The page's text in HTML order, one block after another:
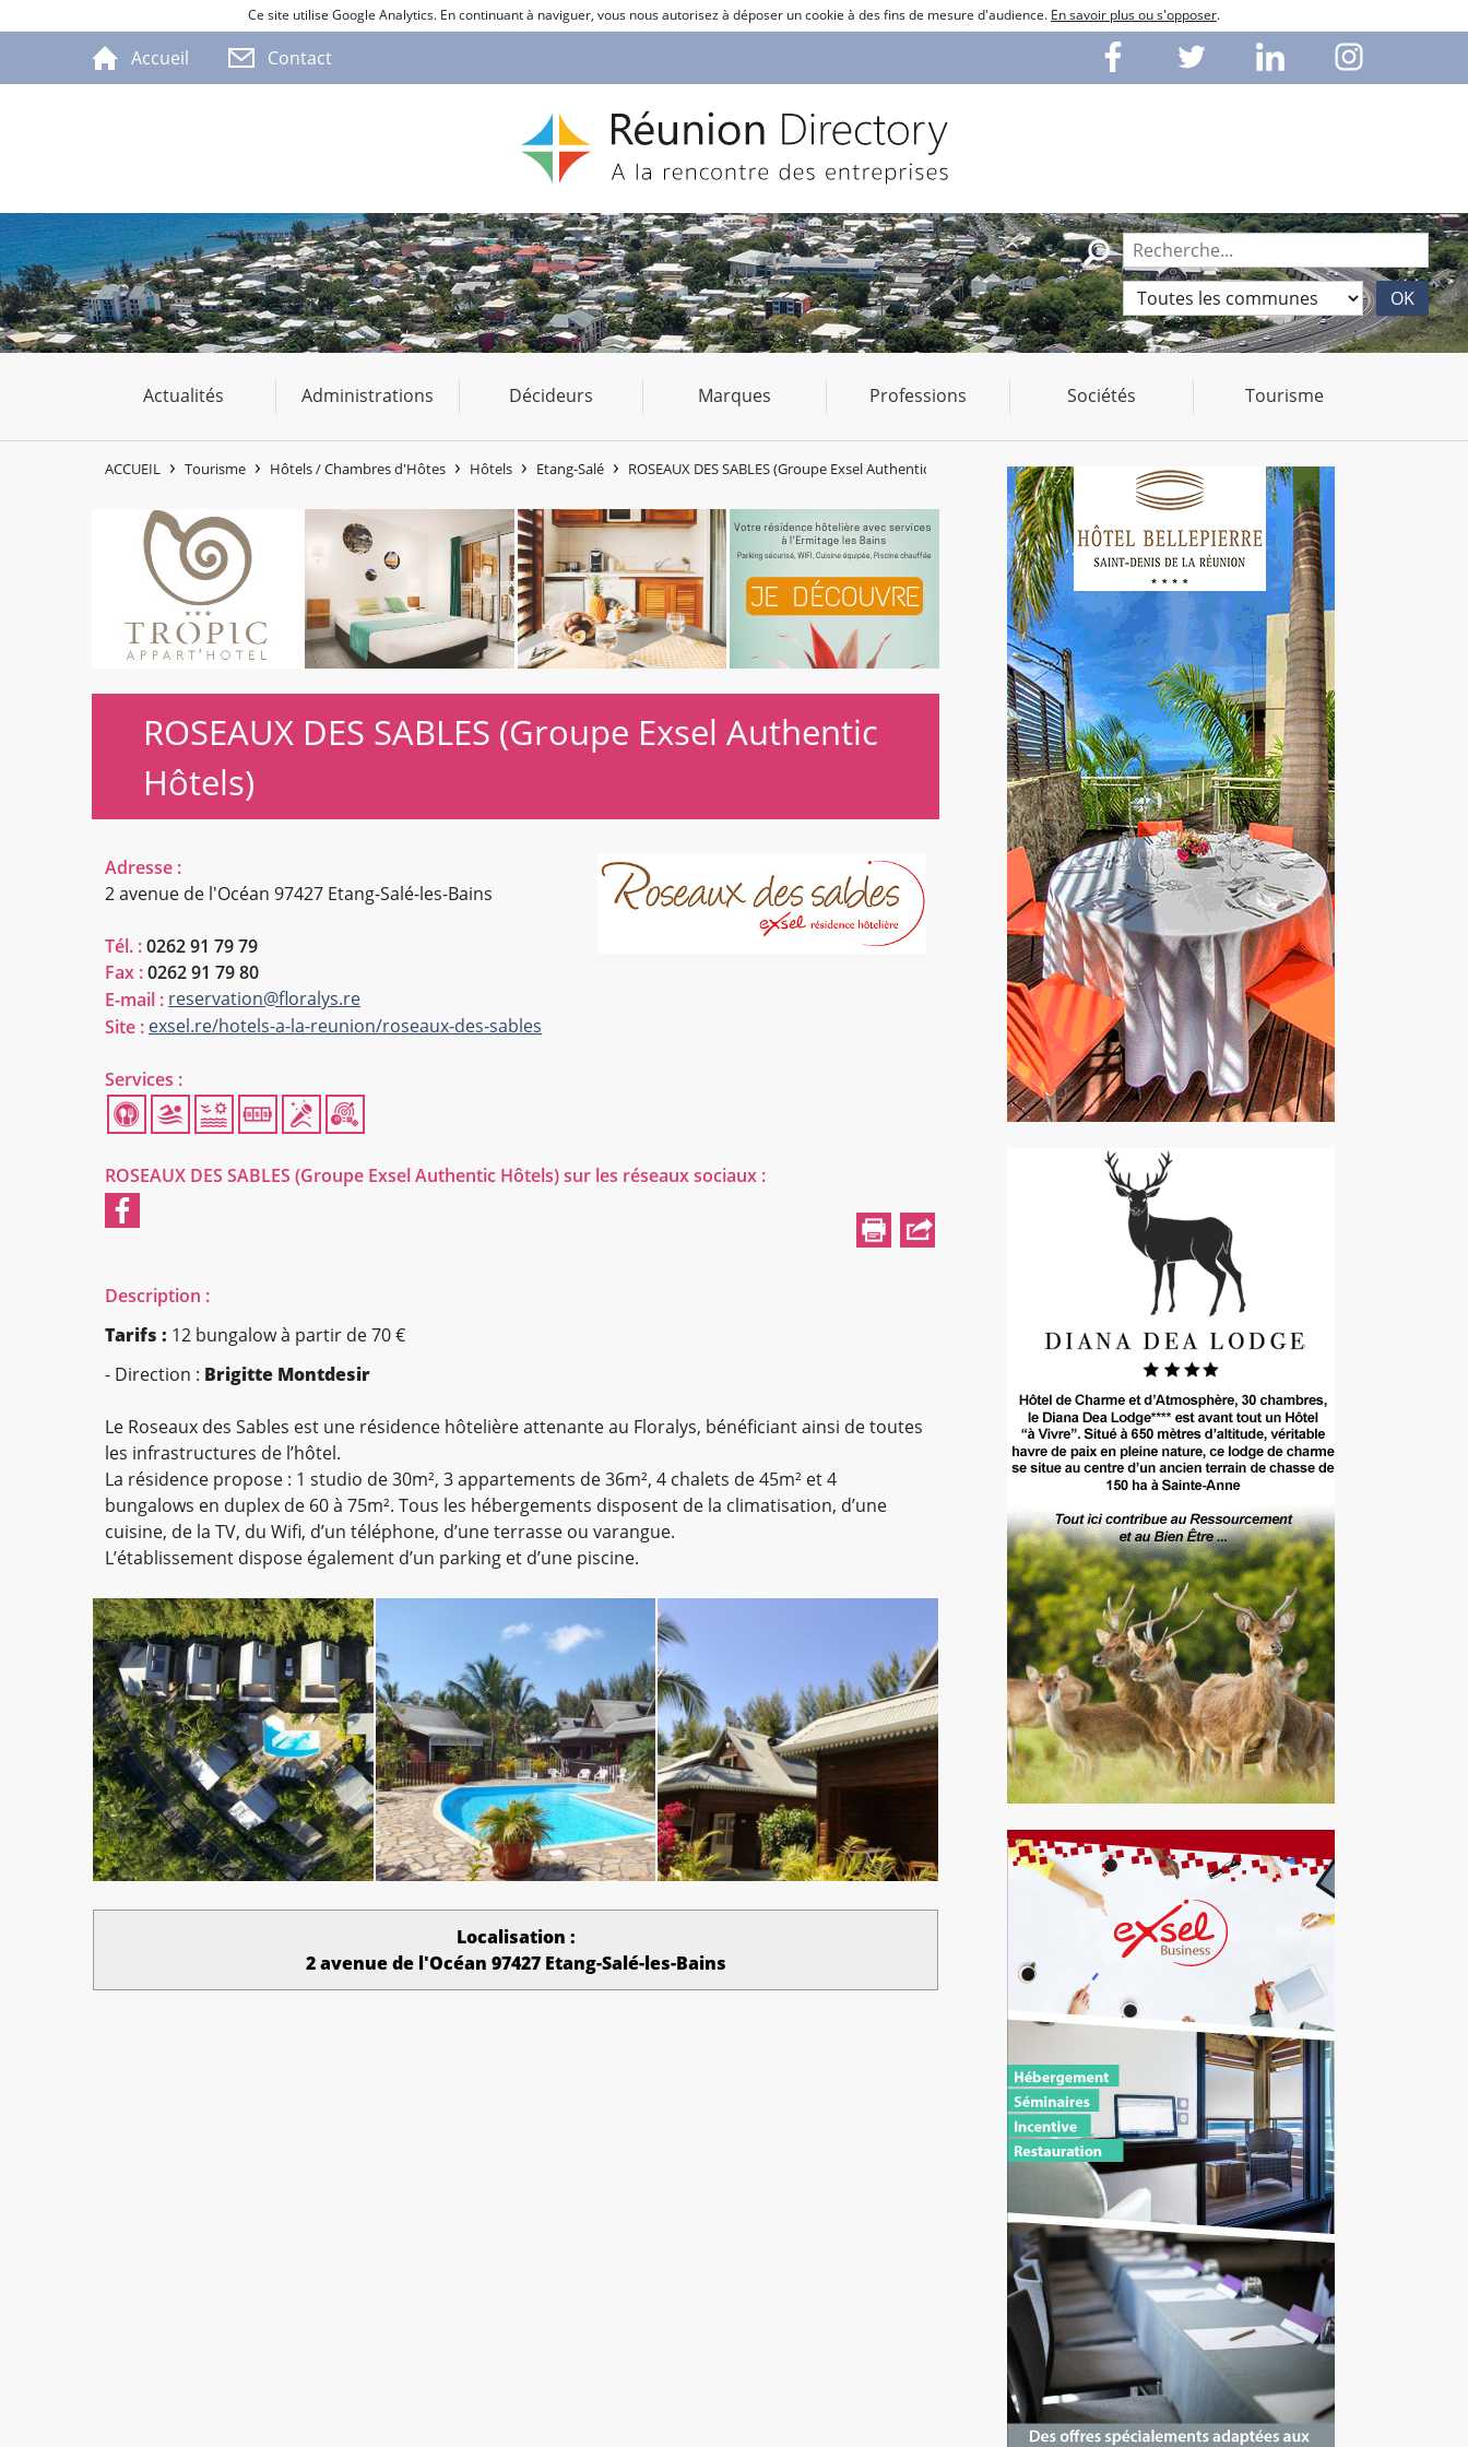
Ce site utilise Google Analytics. En continuant à naviguer, vous nous autorisez à déposer un cookie à des fins de mesure d'audience. En savoir plus ou s'opposer.
Accueil Contact
Actualités Administrations Décideurs Marques Professions Sociétés Tourisme
ACCUEIL Tourisme Hôtels / Chambres d'Hôtes Hôtels Etang-Salé ROSEAUX DES SABLES (Groupe Exsel Authentic Hôtels)
ROSEAUX DES SABLES (Groupe Exsel Authentic
Hôtels)
Adresse :
2 avenue de l'Océan 97427 Etang-Salé-les-Bains
Tél. :0262 91 79 79
Fax :0262 91 79 80
E-mail : reservation@floralys.re
Site : exsel.re/hotels-a-la-reunion/roseaux-des-sables
Services :
ROSEAUX DES SABLES (Groupe Exsel Authentic Hôtels)sur les réseaux sociaux :
Description :
Tarifs : 12 bungalow à partir de 70 €
- Direction : Brigitte Montdesir
Le Roseaux des Sables est une résidence hôtelière attenante au Floralys, bénéficiant ainsi de toutes
les infrastructures de l’hôtel.
La résidence propose : 1 studio de 30m², 3 appartements de 36m², 4 chalets de 45m² et 4
bungalows en duplex de 60 à 75m². Tous les hébergements disposent de la climatisation, d’une
cuisine, de la TV, du Wifi, d’un téléphone, d’une terrasse ou varangue.
L’établissement dispose également d’un parking et d’une piscine.
Localisation :
2 avenue de l'Océan 97427 Etang-Salé-les-Bains